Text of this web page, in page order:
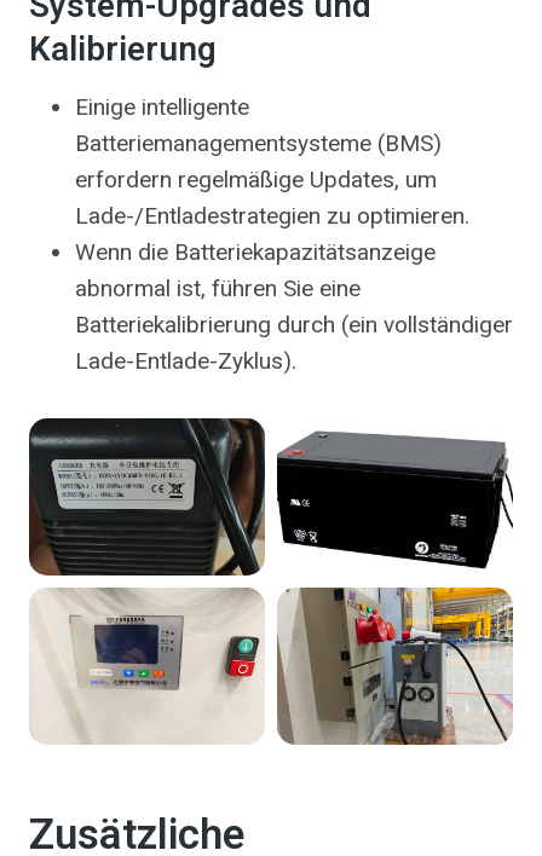
Kalibrierung
Einige intelligente
Batteriemanagementsysteme (BMS)
erfordern regelmäßige Updates, um
Lade-/Entladestrategien zu optimieren.
Wenn die Batteriekapazitätsanzeige
abnormal ist, führen Sie eine
Batteriekalibrierung durch (ein vollständiger
Lade-Entlade-Zyklus).
Zusätzliche